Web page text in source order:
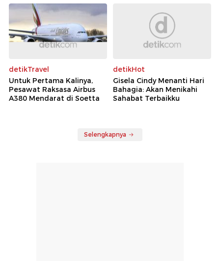
detikTravel
Untuk Pertama Kalinya,
Pesawat Raksasa Airbus
A380 Mendarat di Soetta
detikHot
Gisela Cindy Menanti Hari
Bahagia: Akan Menikahi
Sahabat Terbaikku
Selengkapnya